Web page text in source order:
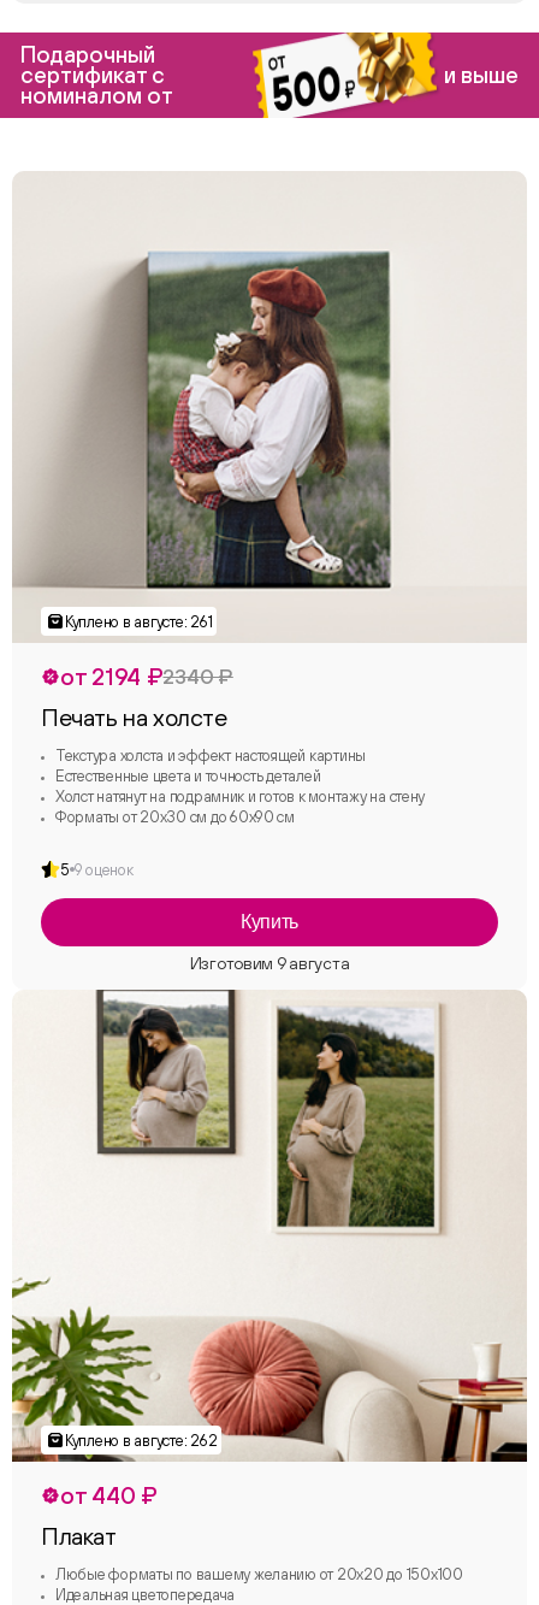
Подарочный
сертификат с
номиналом от
и выше
от 2194 ₽2340 ₽
Печать на холсте
Текстура холста и эффект настоящей картины
Естественные цвета и точность деталей
Холст натянут на подрамник и готов к монтажу на стену
Форматы от 20х30 см до 60х90 см
5 9 оценок
Купить
от 440 ₽
Плакат
Любые форматы по вашему желанию от 20х20 до 150х100
Идеальная цветопередача